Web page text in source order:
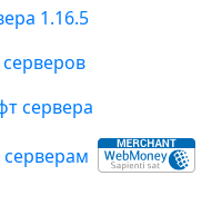
1.16.5
сервера